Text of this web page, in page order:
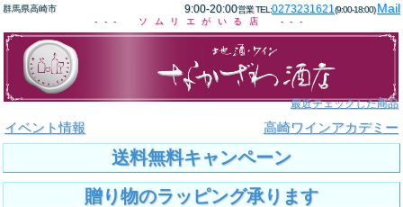
群馬県高崎市 9:00-20:00営業 TEL:0273231621(9:00-18:00)Mail
--- ソムリエがいる店 ---
最近チェックした商品
イベント情報 高崎ワインアカデミー
送料無料キャンペーン
贈り物のラッピング承ります